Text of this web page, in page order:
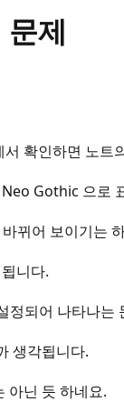
제
확인하면 노트
Gothic 으로
뀌어 보이기는
니다.
되어 나타나는
생각됩니다.
아닌 듯 하네요.